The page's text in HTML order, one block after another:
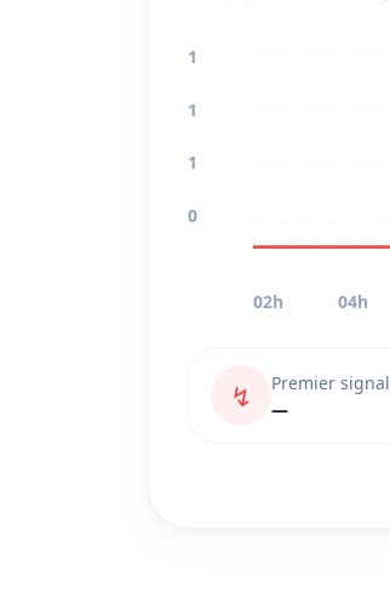
1
1
1
0
02h 04h
↯
Premier
—